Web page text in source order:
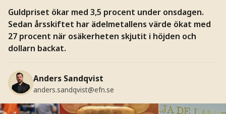
Guldpriset ökar med 3,5 procent under onsdagen.
Sedan årsskiftet har ädelmetallens värde ökat med
27 procent när osäkerheten skjutit i höjden och
dollarn backat.
Anders Sandqvist
anders.sandqvist@efn.se